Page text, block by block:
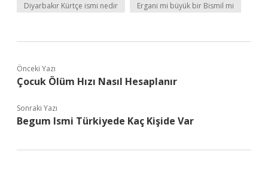
Diyarbakır Kürtçe ismi nedir Ergani mi büyük bir Bismil mi
Önceki Yazı
Çocuk Ölüm Hızı Nasıl Hesaplanır
Sonraki Yazı
Begum Ismi Türkiyede Kaç Kişide Var